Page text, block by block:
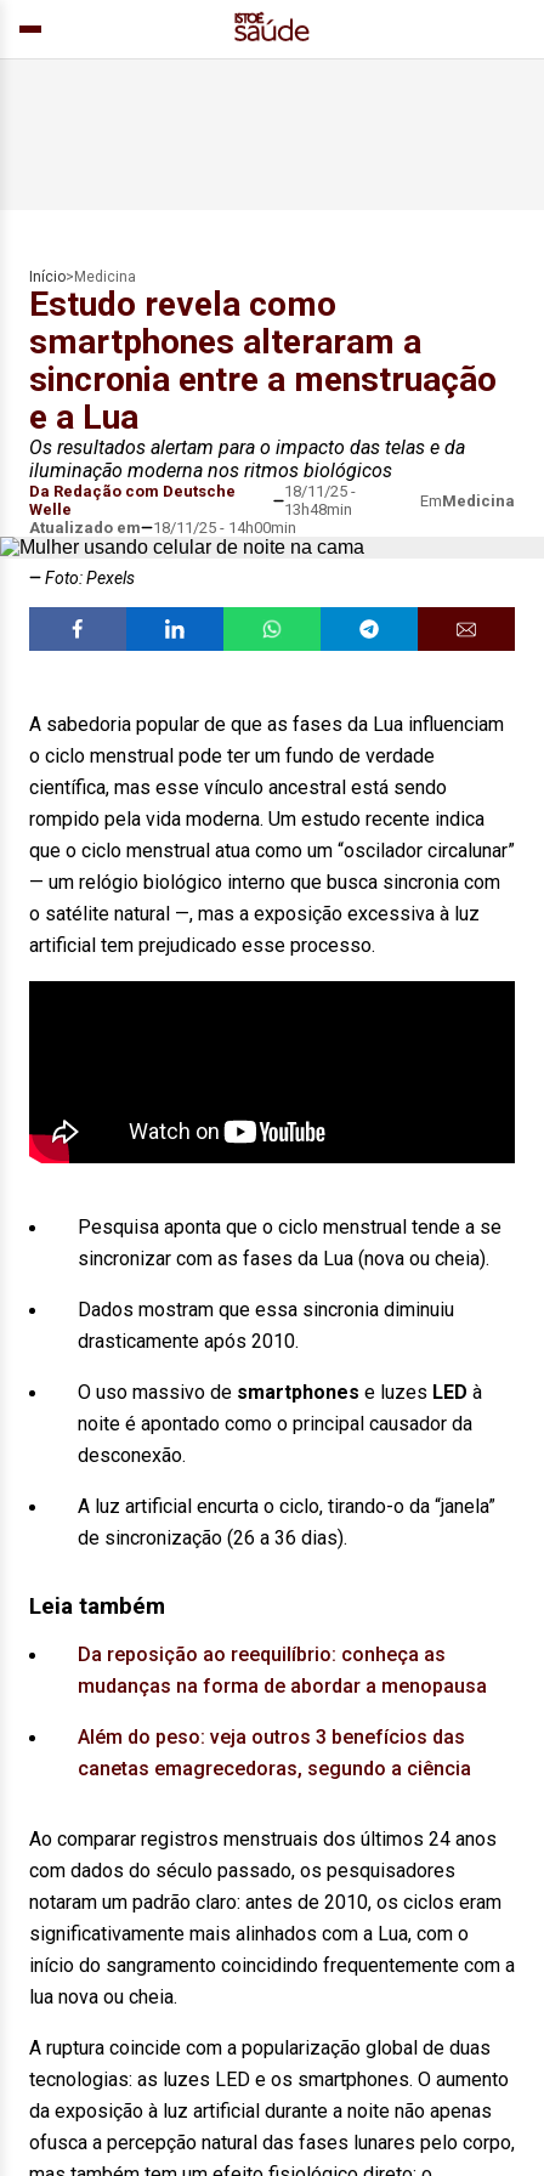
Início> Medicina
Estudo revela como
smartphones alteraram a
sincronia entre a menstruação
e a Lua
Os resultados alertam para o impacto das telas e da
iluminação moderna nos ritmos biológicos
Da Redação com Deutsche
Welle
18/11/25 -
13h48min
EmMedicina
Atualizado em
18/11/25 - 14h00min
Foto: Pexels
A sabedoria popular de que as fases da Lua influenciam
o ciclo menstrual pode ter um fundo de verdade
científica, mas esse vínculo ancestral está sendo
rompido pela vida moderna. Um estudo recente indica
que o ciclo menstrual atua como um “oscilador circalunar”
— um relógio biológico interno que busca sincronia com
o satélite natural —, mas a exposição excessiva à luz
artificial tem prejudicado esse processo.
Pesquisa aponta que o ciclo menstrual tende a se
sincronizar com as fases da Lua (nova ou cheia).
Dados mostram que essa sincronia diminuiu
drasticamente após 2010.
O uso massivo de smartphones e luzes LED à
noite é apontado como o principal causador da
desconexão.
A luz artificial encurta o ciclo, tirando-o da “janela”
de sincronização (26 a 36 dias).
Leia também
Da reposição ao reequilíbrio: conheça as
mudanças na forma de abordar a menopausa
Além do peso: veja outros 3 benefícios das
canetas emagrecedoras, segundo a ciência
Ao comparar registros menstruais dos últimos 24 anos
com dados do século passado, os pesquisadores
notaram um padrão claro: antes de 2010, os ciclos eram
significativamente mais alinhados com a Lua, com o
início do sangramento coincidindo frequentemente com a
lua nova ou cheia.
A ruptura coincide com a popularização global de duas
tecnologias: as luzes LED e os smartphones. O aumento
da exposição à luz artificial durante a noite não apenas
ofusca a percepção natural das fases lunares pelo corpo,